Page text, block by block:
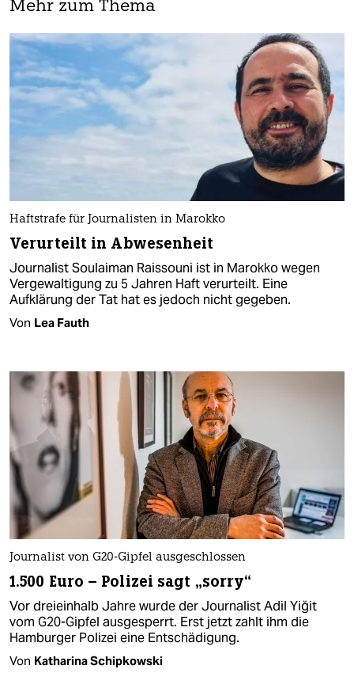
Mehr zum Thema
Haftstrafe für Journalisten in Marokko
Verurteilt in Abwesenheit
Journalist Soulaiman Raissouni ist in Marokko wegen
Vergewaltigung zu 5 Jahren Haft verurteilt. Eine
Aufklärung der Tat hat es jedoch nicht gegeben.
Von Lea Fauth
Journalist von G20-Gipfel ausgeschlossen
1.500 Euro – Polizei sagt „sorry“
Vor dreieinhalb Jahre wurde der Journalist Adil Yiğit
vom G20-Gipfel ausgesperrt. Erst jetzt zahlt ihm die
Hamburger Polizei eine Entschädigung.
Von Katharina Schipkowski